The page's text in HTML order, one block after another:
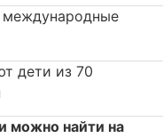
международные
дети из 70
можно найти на